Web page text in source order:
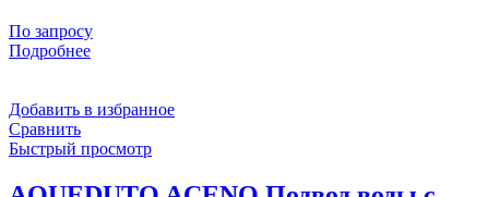
По запросу
Подробнее
Добавить в избранное
Сравнить
Быстрый просмотр